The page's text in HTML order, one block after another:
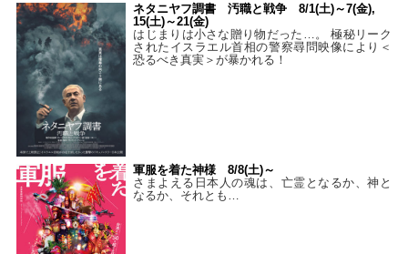
ネタニヤフ調書 汚職と戦争 8/1(土)～7(金),
15(土)～21(金)
はじまりは小さな贈り物だった…。 極秘リーク
されたイスラエル首相の警察尋問映像により＜
恐るべき真実＞が暴かれる！
軍服を着た神様 8/8(土)～
さまよえる日本人の魂は、亡霊となるか、神と
なるか、それとも…